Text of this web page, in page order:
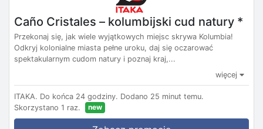
Caño Cristales – kolumbijski cud natury *
Przekonaj się, jak wiele wyjątkowych miejsc skrywa Kolumbia!
Odkryj kolonialne miasta pełne uroku, daj się oczarować
spektakularnym cudom natury i poznaj kraj,...
więcej
ITAKA. Do końca 24 godziny. Dodano 25 minut temu.
Skorzystano 1 raz.
new